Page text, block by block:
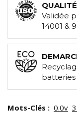
Validée
14001 &
batteries
Mots-Clés : 0.0v